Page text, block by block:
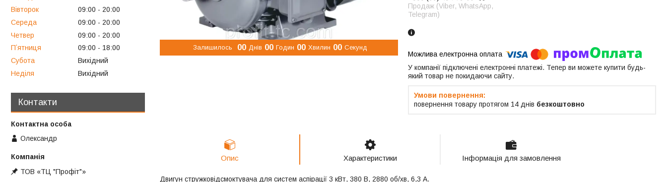
Залишилось 00 Днів 00 Годин 00 Хвилин 00 Секунд
Продаж (Viber, WhatsApp,
Telegram)
У компанії підключені електронні платежі. Тепер ви можете купити будь-
який товар не покидаючи сайту.
повернення товару протягом 14 днів безкоштовно
Опис Характеристики Інформація для замовлення
Двигун стружковідсмоктувача для систем аспірації 3 кВт, 380 В, 2880 об/хв, 6,3 А.
Вівторок
09:00
20:00
Середа
09:00
20:00
Четвер
09:00
20:00
Пʼятниця
09:00
18:00
Субота
Вихідний
Неділя
Вихідний
Контакти
Олександр
ТОВ «ТЦ "Профіт"»